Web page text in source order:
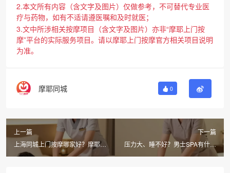
2.本文所有内容（含文字及图片）仅做参考，不可替代专业医
疗与药物，如有不适请遵医嘱和及时就医；
3.文中所涉相关按摩项目（含文字及图片）亦非“摩耶上门按
摩”平台的实际服务项目。请以摩耶上门按摩官方相关项目说明
为准。
摩耶同城 0
上一篇
上海同城上门按摩哪家好？摩耶上
门按摩，30分钟极速到府，首单立
下一篇
压力大、睡不好？男士SPA有什么
作用？郑州同城上门按摩就选摩耶